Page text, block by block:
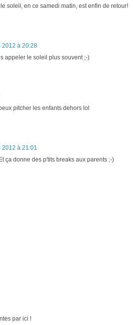
soleil, en ce samedi matin, est enfin de retour!
2012 à 20:28
appeler le soleil plus souvent ;-)
pitcher les enfants dehors lol
2012 à 21:01
ça donne des p'tits breaks aux parents ;-)
par ici !